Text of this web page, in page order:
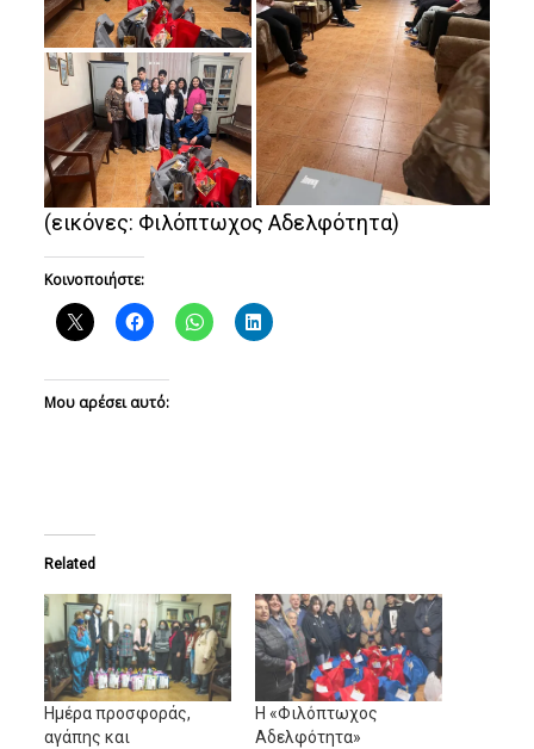
(εικόνες: Φιλόπτωχος Αδελφότητα)
Κοινοποιήστε:
Μου αρέσει αυτό:
Related
Ημέρα προσφοράς,
αγάπης και
Η «Φιλόπτωχος
Αδελφότητα»